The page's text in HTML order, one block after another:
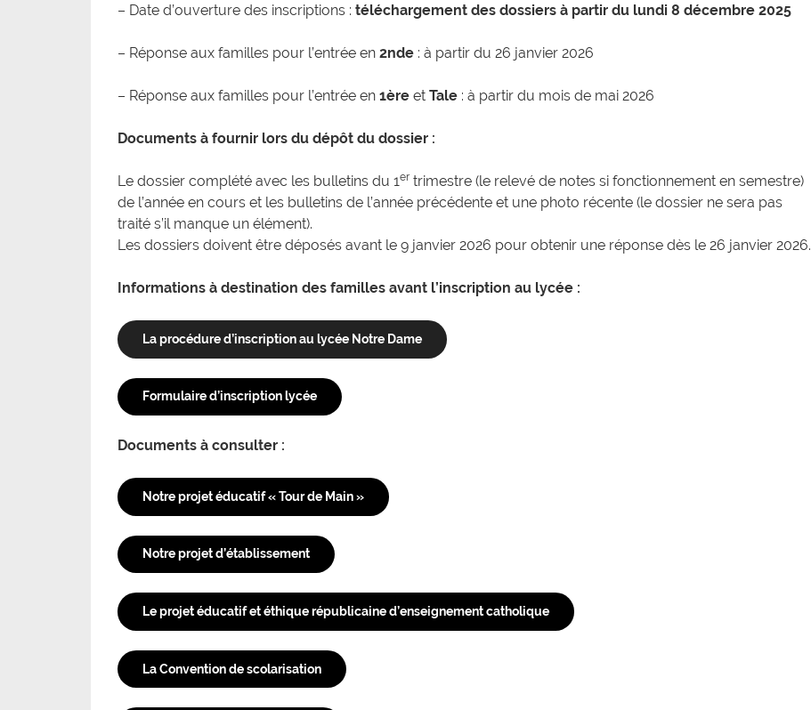
– Date d’ouverture des inscriptions : téléchargement des dossiers à partir du lundi 8 décembre 2025
– Réponse aux familles pour l’entrée en 2nde : à partir du 26 janvier 2026
– Réponse aux familles pour l’entrée en 1ère et Tale : à partir du mois de mai 2026
Documents à fournir lors du dépôt du dossier :
Le dossier complété avec les bulletins du 1er trimestre (le relevé de notes si fonctionnement en semestre)
de l’année en cours et les bulletins de l’année précédente et une photo récente (le dossier ne sera pas
traité s’il manque un élément).
Les dossiers doivent être déposés avant le 9 janvier 2026 pour obtenir une réponse dès le 26 janvier 2026.
Informations à destination des familles avant l’inscription au lycée :
La procédure d’inscription au lycée Notre Dame
Formulaire d’inscription lycée
Documents à consulter :
Notre projet éducatif « Tour de Main »
Notre projet d’établissement
Le projet éducatif et éthique républicaine d’enseignement catholique
La Convention de scolarisation